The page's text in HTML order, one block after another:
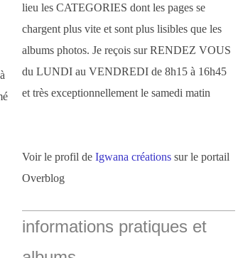
lieu les CATEGORIES dont les pages se
chargent plus vite et sont plus lisibles que les
albums photos. Je reçois sur RENDEZ VOUS
du LUNDI au VENDREDI de 8h15 à 16h45
et très exceptionnellement le samedi matin
Voir le profil de Igwana créations sur le portail
Overblog
informations pratiques et